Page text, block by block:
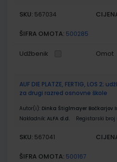
SKU: 567034
ŠIFRA OMOTA: 500285
Udžbenik Omot
AUF DIE PLATZE, FERTIG, LOS 2;
za drugi razred osnovne škole
Autor(i): Dinka Štiglmayer Bočkarjov
Nakladnik: ALFA d.d. Registarski
SKU: 567041
ŠIFRA OMOTA: 500167